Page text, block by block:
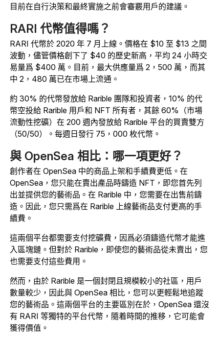
目前在自行決策和最終實施之前會審覈用戶的建議。
RARI 代幣值得嗎？
RARI 代幣於 2020 年 7 月上線。價格在 $10 至 $13 之間
波動，儘管價格創下了 $40 的歷史新高，平均 24 小時交
易量爲 $400 萬。目前，最大供應量爲 2，500 萬，而其
中 2，480 萬已在市場上流通。
約 30% 的代幣發放給 Rarible 團隊和投資者，10% 的代
幣空投給 Rarible 用戶和 NFT 所有者，其餘 60%（市場
流動性挖礦）在 200 週內發放給 Rarible 平台的買賣雙方
（50/50）。每週日發行 75，000 枚代幣。
與 OpenSea 相比：哪一項更好？
創作者在 OpenSea 中的商品上架和手續費更低。在
OpenSea，您只能在賣出產品時鑄造 NFT，即您首先列
出並提供您的藝術品。在 Rarible 中，您需要在出售前鑄
造。因此，您只需爲在 Rarible 上線藝術品支付更高的手
續費。
這兩個平台都需要支付挖礦費，因爲必須鑄造代幣才能進
入區塊鏈。但對於 Rarible，即使您的藝術品從未賣出，您
也需要支付這些費用。
然而，由於 Rarible 是一個封閉且規模較小的社區，用戶
數量較少，因此與 OpenSea 相比，您可以更輕鬆地追蹤
您的藝術品。這兩個平台的主要區別在於，OpenSea 還沒
有 RARI 等獨特的平台代幣，隨着時間的推移，它可能會
獲得價值。